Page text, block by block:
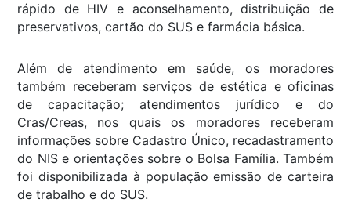
rápido de HIV e aconselhamento, distribuição de
preservativos, cartão do SUS e farmácia básica.
Além de atendimento em saúde, os moradores
também receberam serviços de estética e oficinas
de capacitação; atendimentos jurídico e do
Cras/Creas, nos quais os moradores receberam
informações sobre Cadastro Único, recadastramento
do NIS e orientações sobre o Bolsa Família. Também
foi disponibilizada à população emissão de carteira
de trabalho e do SUS.